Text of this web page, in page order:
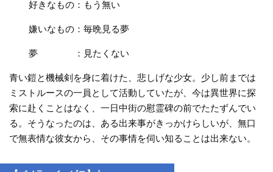
好きなもの：もう無い
嫌いなもの：毎晩見る夢
夢 ：見たくない
青い鎧と機械剣を身に着けた、悲しげな少女。少し前までは
ミストルースの一員として活動していたが、今は異世界に探
索に赴くことはなく、一日中街の慰霊碑の前でたたずんでい
る。そうなったのは、ある出来事がきっかけらしいが、無口
で無表情な彼女から、その事情を伺い知ることは出来ない。